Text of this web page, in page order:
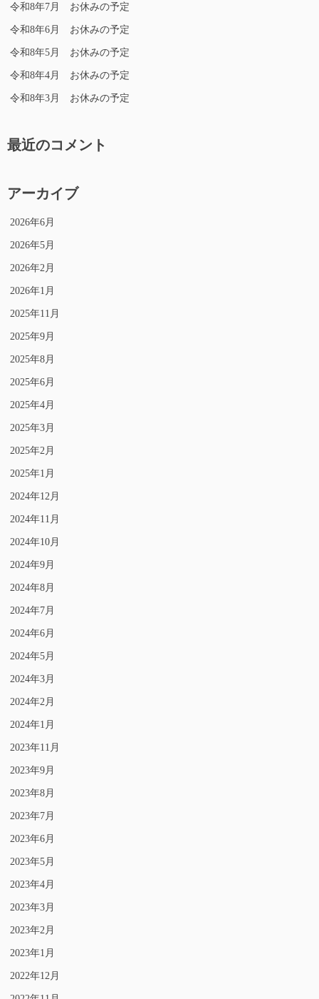
令和8年7月 お休みの予定
令和8年6月 お休みの予定
令和8年5月 お休みの予定
令和8年4月 お休みの予定
令和8年3月 お休みの予定
最近のコメント
アーカイブ
2026年6月
2026年5月
2026年2月
2026年1月
2025年11月
2025年9月
2025年8月
2025年6月
2025年4月
2025年3月
2025年2月
2025年1月
2024年12月
2024年11月
2024年10月
2024年9月
2024年8月
2024年7月
2024年6月
2024年5月
2024年3月
2024年2月
2024年1月
2023年11月
2023年9月
2023年8月
2023年7月
2023年6月
2023年5月
2023年4月
2023年3月
2023年2月
2023年1月
2022年12月